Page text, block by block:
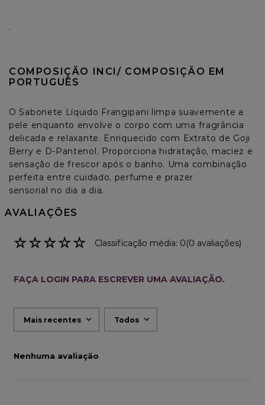
.
COMPOSIÇÃO INCI/ COMPOSIÇÃO EM
PORTUGUÊS
O Sabonete Líquido Frangipani limpa suavemente a
pele enquanto envolve o corpo com uma fragrância
delicada e relaxante. Enriquecido com Extrato de Goji
Berry e D-Pantenol, Proporciona hidratação, maciez e
sensação de frescor após o banho. Uma combinação
perfeita entre cuidado, perfume e prazer
sensorial no dia a dia.
AVALIAÇÕES
☆☆☆☆☆ Classificação média: 0(0 avaliações)
FAÇA LOGIN PARA ESCREVER UMA AVALIAÇÃO.
Mais recentes Todos
Nenhuma avaliação